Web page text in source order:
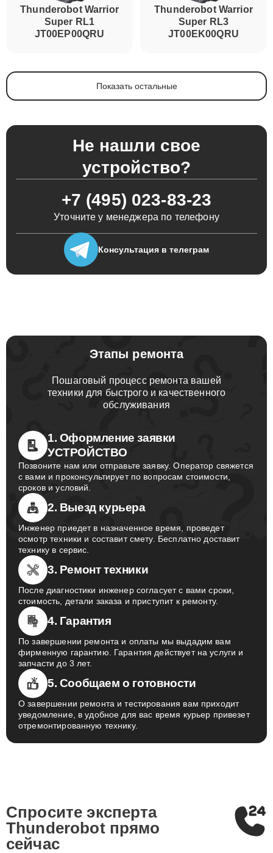
Thunderobot Warrior
Super RL1
JT00EP00QRU
Thunderobot Warrior
Super RL3
JT00EK00QRU
Показать остальные
Не нашли свое
устройство?
+7 (495) 023-83-23
Уточните у менеджера по телефону
Консультация в телеграм
Этапы ремонта
Пошаговый процесс ремонта вашей
техники для быстрого и качественного
обслуживания
1. Оформление заявки
УСТРОЙСТВО
Позвоните нам или отправьте заявку. Оператор свяжется
с вами и проконсультирует по вопросам стоимости,
сроков и условий.
2. Выезд курьера
Инженер приедет в назначенное время, проведет
осмотр техники и составит смету. Бесплатно доставит
технику в сервис.
3. Ремонт техники
После диагностики инженер согласует с вами сроки,
стоимость, детали заказа и приступит к ремонту.
4. Гарантия
По завершении ремонта и оплаты мы выдадим вам
фирменную гарантию. Гарантия действует на услуги и
запчасти до 3 лет.
5. Сообщаем о готовности
О завершении ремонта и тестирования вам приходит
уведомление, в удобное для вас время курьер привезет
отремонтированную технику.
Спросите эксперта
Thunderobot прямо
сейчас